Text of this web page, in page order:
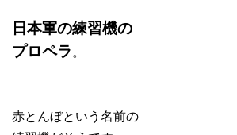
日本軍の練習機の
プロペラ。
赤とんぼという名前の